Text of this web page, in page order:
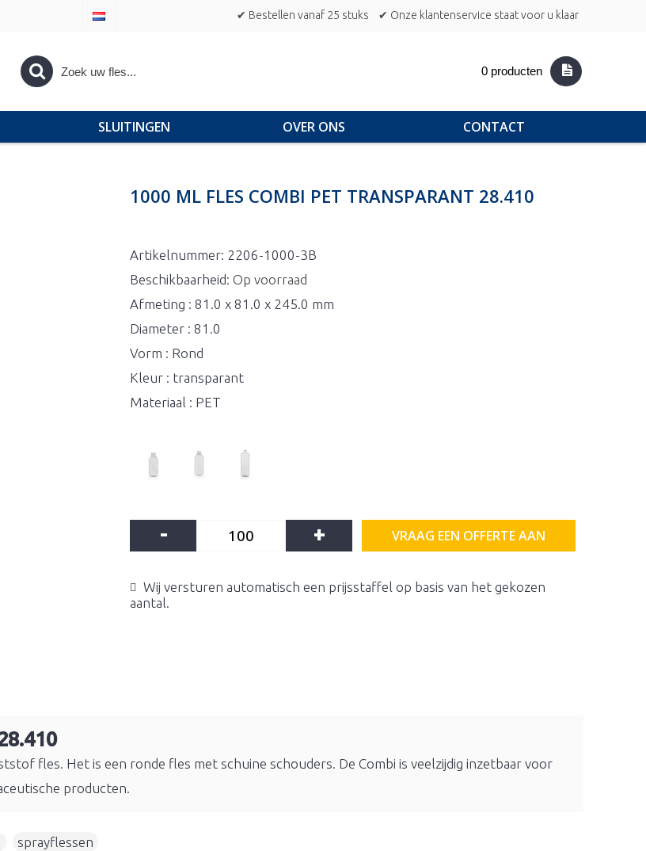
✔ Bestellen vanaf 25 stuks ✔ Onze klantenservice staat voor u klaar
0 producten
SLUITINGEN OVER ONS CONTACT
1000 ML FLES COMBI PET TRANSPARANT 28.410
Artikelnummer: 2206-1000-3B
Beschikbaarheid: Op voorraad
Afmeting : 81.0 x 81.0 x 245.0 mm
Diameter : 81.0
Vorm : Rond
Kleur : transparant
Materiaal : PET
- + VRAAG EEN OFFERTE AAN
Wij versturen automatisch een prijsstaffel op basis van het gekozen
aantal.
fles. Het is een ronde fles met schuine schouders. De Combi is veelzijdig inzetbaar voor
producten.
sprayflessen